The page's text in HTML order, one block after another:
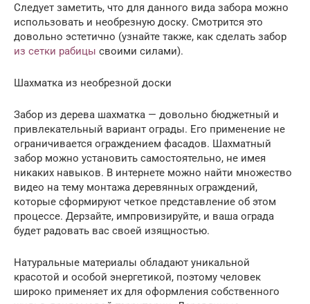
Следует заметить, что для данного вида забора можно
использовать и необрезную доску. Смотрится это
довольно эстетично (узнайте также, как сделать забор
из сетки рабицы своими силами).
Шахматка из необрезной доски
Забор из дерева шахматка — довольно бюджетный и
привлекательный вариант ограды. Его применение не
ограничивается ограждением фасадов. Шахматный
забор можно установить самостоятельно, не имея
никаких навыков. В интернете можно найти множество
видео на тему монтажа деревянных ограждений,
которые сформируют четкое представление об этом
процессе. Дерзайте, импровизируйте, и ваша ограда
будет радовать вас своей изящностью.
Натуральные материалы обладают уникальной
красотой и особой энергетикой, поэтому человек
широко применяет их для оформления собственного